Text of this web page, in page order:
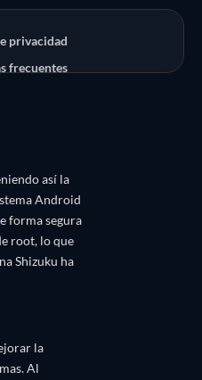
privacidad
frecuentes
así la
Android
forma segura
root, lo que
Shizuku ha
la
Al